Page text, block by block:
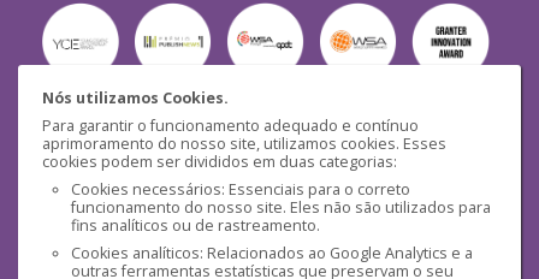
Nós utilizamos Cookies.
Para garantir o funcionamento adequado e contínuo
aprimoramento do nosso site, utilizamos cookies. Esses
cookies podem ser divididos em duas categorias:
Cookies necessários: Essenciais para o correto
funcionamento do nosso site. Eles não são utilizados para
fins analíticos ou de rastreamento.
Cookies analíticos: Relacionados ao Google Analytics e a
outras ferramentas estatísticas que preservam o seu
Segurança